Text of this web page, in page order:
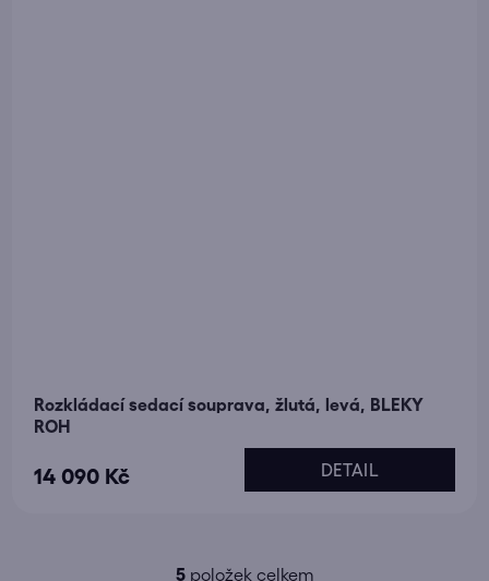
Rozkládací sedací souprava, žlutá, levá, BLEKY
ROH
14 090 Kč DETAIL
5položek celkem